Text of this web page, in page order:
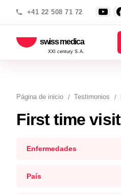
+41 22 508 71 72
swiss medica
XXI century S.A.
Página de inicio Testimonios
First time visit
Enfermedades
País